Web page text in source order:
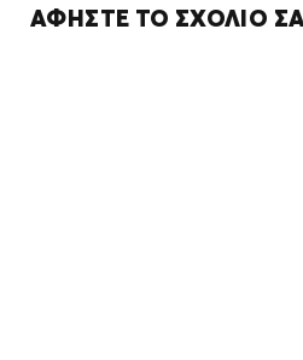
ΑΦΉΣΤΕ ΤΟ ΣΧΌΛΙΌ